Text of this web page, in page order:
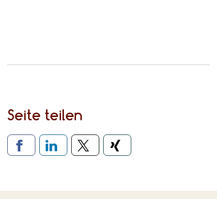
Seite teilen
Verlinkung zu sozialen Medien